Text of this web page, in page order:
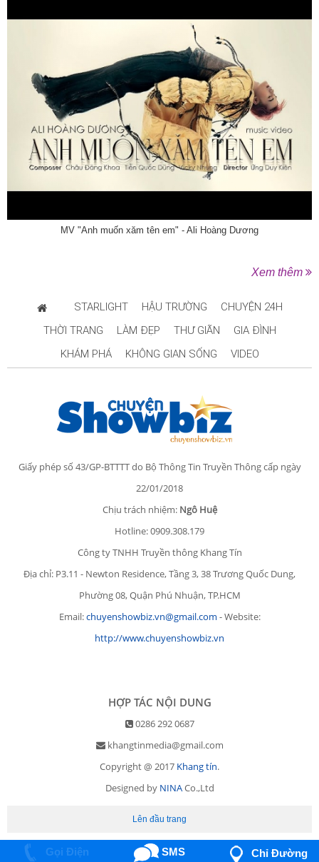
MV "Anh muốn xăm tên em" - Ali Hoàng Dương
Xem thêm
STARLIGHT HẬU TRƯỜNG
CHUYỆN 24H
THỜI TRANG
LÀM ĐẸP THƯ GIÃN
GIA ĐÌNH
KHÁM PHÁ
KHÔNG GIAN SỐNG VIDEO
Giấy phép số 43/GP-BTTTT do Bộ Thông Tin Truyền Thông cấp ngày
22/01/2018
Chịu trách nhiệm: Ngô Huệ
Hotline: 0909.308.179
Công ty TNHH Truyền thông Khang Tín
Địa chỉ: P3.11 - Newton Residence, Tầng 3, 38 Trương Quốc Dung,
Phường 08, Quận Phú Nhuận, TP.HCM
Email:chuyenshowbiz.vn@gmail.com - Website:
http://www.chuyenshowbiz.vn
HỢP TÁC NỘI DUNG
0286 292 0687
khangtinmedia@gmail.com
Copyright @ 2017 Khang tín.
Designed by NINACo.,Ltd
Lên đầu trang
Gọi Điện SMS Chỉ Đường